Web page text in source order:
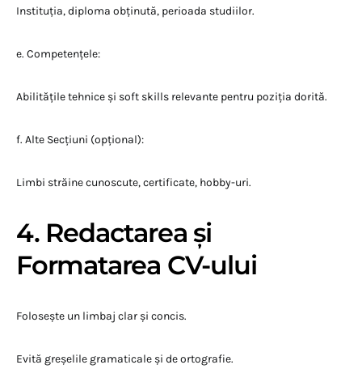
Instituția, diploma obținută, perioada studiilor.
e. Competențele:
Abilitățile tehnice și soft skills relevante pentru poziția dorită.
f. Alte Secțiuni (opțional):
Limbi străine cunoscute, certificate, hobby-uri.
4. Redactarea și
Formatarea CV-ului
Folosește un limbaj clar și concis.
Evită greșelile gramaticale și de ortografie.